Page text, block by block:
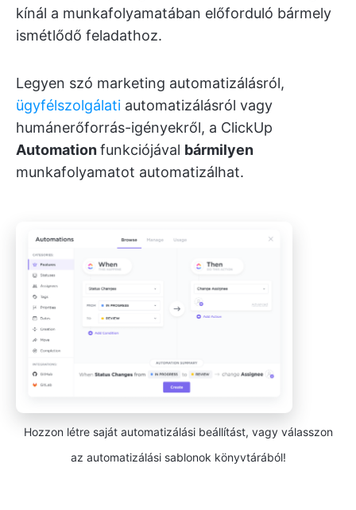
kínál a munkafolyamatában előforduló bármely
ismétlődő feladathoz.
Legyen szó marketing automatizálásról,
ügyfélszolgálati automatizálásról vagy
humánerőforrás-igényekről, a ClickUp
Automationfunkciójával bármilyen
munkafolyamatot automatizálhat.
Hozzon létre saját automatizálási beállítást, vagy válasszon
az automatizálási sablonok könyvtárából!